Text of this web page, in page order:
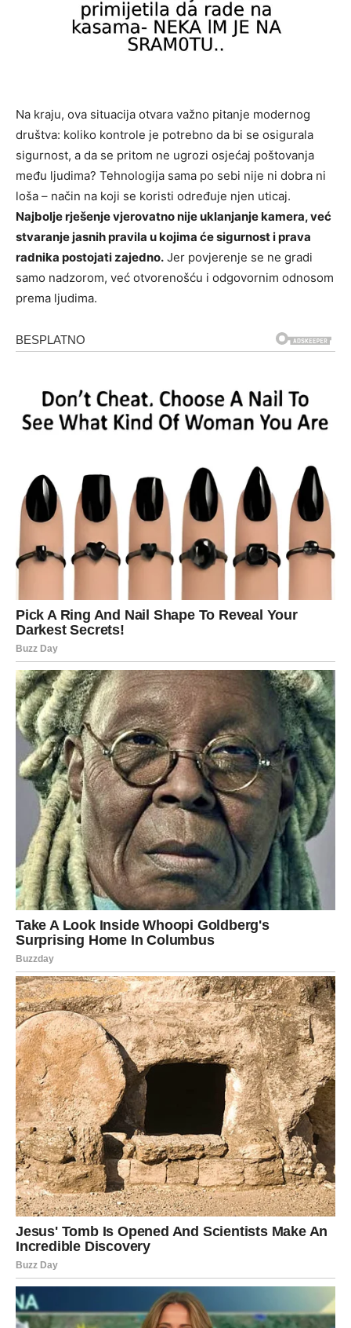
Na kraju, ova situacija otvara važno pitanje modernog
društva: koliko kontrole je potrebno da bi se osigurala
sigurnost, a da se pritom ne ugrozi osjećaj poštovanja
među ljudima? Tehnologija sama po sebi nije ni dobra ni
loša – način na koji se koristi određuje njen uticaj.
Najbolje rješenje vjerovatno nije uklanjanje kamera, već
stvaranje jasnih pravila u kojima će sigurnost i prava
radnika postojati zajedno. Jer povjerenje se ne gradi
samo nadzorom, već otvorenošću i odgovornim odnosom
prema ljudima.